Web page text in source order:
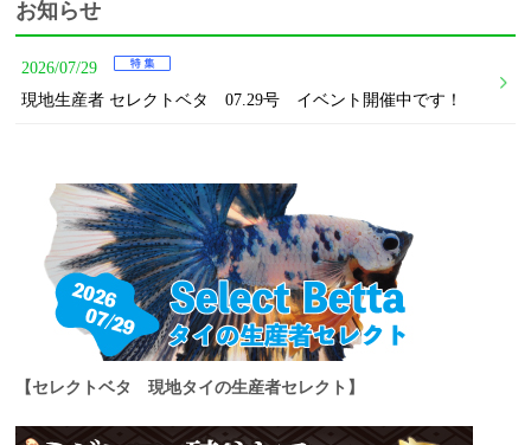
お知らせ
2026/07/29
現地生産者 セレクトベタ 07.29号 イベント開催中です！
【セレクトベタ 現地タイの生産者セレクト】